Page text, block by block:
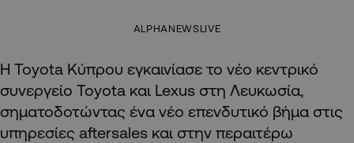
ALPHANEWSLIVE
Η Toyota Κύπρου εγκαινίασε το νέο κεντρικό
συνεργείο Toyota και Lexus στη Λευκωσία,
σηματοδοτώντας ένα νέο επενδυτικό βήμα στις
υπηρεσίες aftersales και στην περαιτέρω